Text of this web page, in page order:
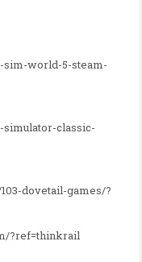
sim-world-5-steam-
classic-
dovetail-games/?
?ref=thinkrail